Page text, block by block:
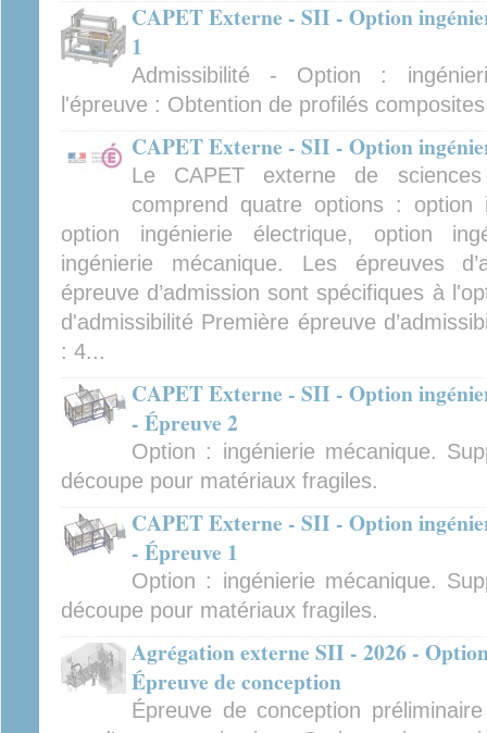
CAPET Externe - SII - Option
1
Admissibilité - Option :
l'épreuve : Obtention de profilés
CAPET Externe - SII - Option
Le CAPET externe de
comprend quatre options : option
option ingénierie électrique, option
ingénierie mécanique. Les épreuves
épreuve d’admission sont spécifiques à
d'admissibilité Première épreuve
: 4...
CAPET Externe - SII - Option
- Épreuve 2
Option : ingénierie mécanique.
découpe pour matériaux fragiles.
CAPET Externe - SII - Option
- Épreuve 1
Option : ingénierie mécanique.
découpe pour matériaux fragiles.
Agrégation externe SII - 2026 -
Épreuve de conception
Épreuve de conception